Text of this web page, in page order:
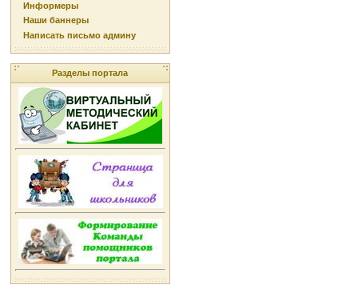
Информеры
Наши баннеры
Написать письмо админу
Разделы портала